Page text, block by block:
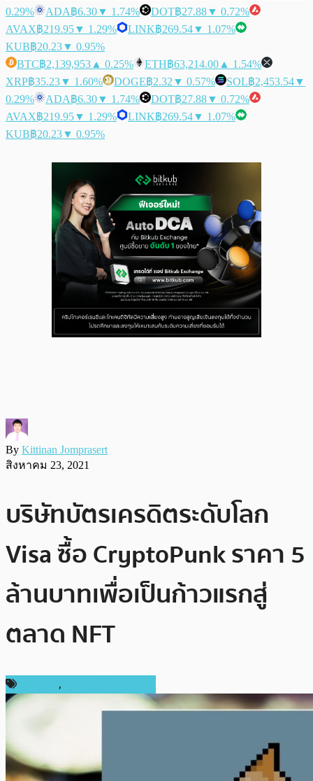
0.29%
ADA฿6.30▼ 1.74% DOT฿27.88▼ 0.72%
AVAX฿219.95▼ 1.29% LINK฿269.54▼ 1.07%
KUB฿20.23▼ 0.95%
BTC฿2,139,953 ▲ 0.25% ETH฿63,214.00 ▲ 1.54%
XRP฿35.23▼ 1.60% DOGE฿2.32 ▼ 0.57% SOL฿2,453.54▼
0.29%
ADA฿6.30▼ 1.74% DOT฿27.88▼ 0.72%
AVAX฿219.95▼ 1.29% LINK฿269.54▼ 1.07%
KUB฿20.23▼ 0.95%
By Kittinan Jomprasert
สิงหาคม 23, 2021
บริษัทบัตรเครดิตระดับโลก
Visa ซื้อ CryptoPunk ราคา 5
ล้านบาทเพื่อเป็นก้าวแรกสู่
ตลาด NFT
,